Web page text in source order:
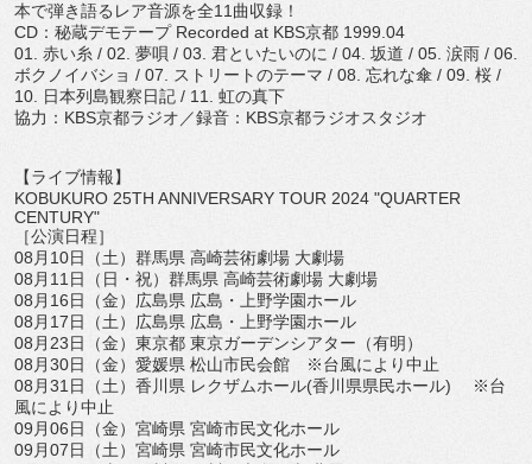
本で弾き語るレア音源を全11曲収録！
CD：秘蔵デモテープ Recorded at KBS京都 1999.04
01. 赤い糸 / 02. 夢唄 / 03. 君といたいのに / 04. 坂道 / 05. 涙雨 / 06.
ボクノイバショ / 07. ストリートのテーマ / 08. 忘れな傘 / 09. 桜 /
10. 日本列島観察日記 / 11. 虹の真下
協力：KBS京都ラジオ／録音：KBS京都ラジオスタジオ
【ライブ情報】
KOBUKURO 25TH ANNIVERSARY TOUR 2024 "QUARTER
CENTURY"
［公演日程］
08月10日（土）群馬県 高崎芸術劇場 大劇場
08月11日（日・祝）群馬県 高崎芸術劇場 大劇場
08月16日（金）広島県 広島・上野学園ホール
08月17日（土）広島県 広島・上野学園ホール
08月23日（金）東京都 東京ガーデンシアター（有明）
08月30日（金）愛媛県 松山市民会館 ※台風により中止
08月31日（土）香川県 レクザムホール(香川県県民ホール) ※台
風により中止
09月06日（金）宮崎県 宮崎市民文化ホール
09月07日（土）宮崎県 宮崎市民文化ホール